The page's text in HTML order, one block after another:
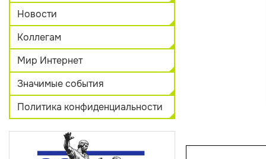
Новости
Коллегам
Мир Интернет
Значимые события
Политика конфиденциальности